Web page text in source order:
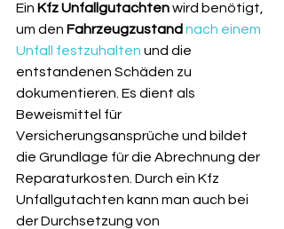
Ein Kfz Unfallgutachten wird benötigt,
um den Fahrzeugzustand nach einem
Unfall festzuhalten und die
entstandenen Schäden zu
dokumentieren. Es dient als
Beweismittel für
Versicherungsansprüche und bildet
die Grundlage für die Abrechnung der
Reparaturkosten. Durch ein Kfz
Unfallgutachten kann man auch bei
der Durchsetzung von